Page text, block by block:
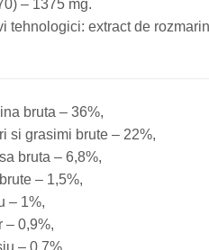
– 1375 mg.
tehnologici: extract de
bruta – 36%,
si grasimi brute – 22%,
bruta – 6,8%,
– 1,5%,
– 1%,
– 0,9%,
– 0,7%,